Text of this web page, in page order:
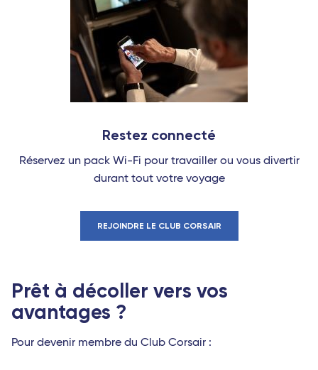
Restez connecté
Réservez un pack Wi-Fi pour travailler ou vous divertir
durant tout votre voyage
REJOINDRE LE CLUB CORSAIR
Prêt à décoller vers vos
avantages ?
Pour devenir membre du Club Corsair :